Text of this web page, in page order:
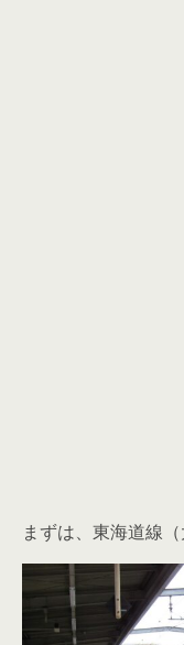
まずは、東海道線